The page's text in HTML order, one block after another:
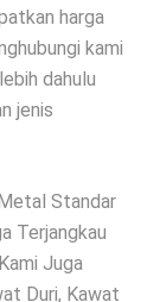
harga
kami
dahulu
jenis
Standar
Terjangkau
Juga
Duri, Kawat